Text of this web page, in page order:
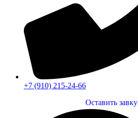
+7 (910) 215-24-66
Оставить завку